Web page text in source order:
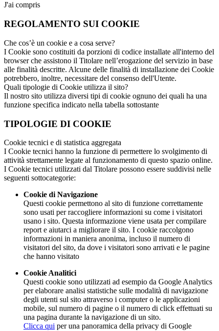
J'ai compris
REGOLAMENTO SUI COOKIE
Che cos’è un cookie e a cosa serve?
I Cookie sono costituiti da porzioni di codice installate all'interno del
browser che assistono il Titolare nell’erogazione del servizio in base
alle finalità descritte. Alcune delle finalità di installazione dei Cookie
potrebbero, inoltre, necessitare del consenso dell'Utente.
Quali tipologie di Cookie utilizza il sito?
Il nostro sito utilizza diversi tipi di cookie ognuno dei quali ha una
funzione specifica indicato nella tabella sottostante
TIPOLOGIE DI COOKIE
Cookie tecnici e di statistica aggregata
I Cookie tecnici hanno la funzione di permettere lo svolgimento di
attività strettamente legate al funzionamento di questo spazio online.
I Cookie tecnici utilizzati dal Titolare possono essere suddivisi nelle
seguenti sottocategorie:
Cookie di Navigazione
Questi cookie permettono al sito di funzione correttamente
sono usati per raccogliere informazioni su come i visitatori
usano i sito. Questa informazione viene usata per compilare
report e aiutarci a migliorare il sito. I cookie raccolgono
informazioni in maniera anonima, incluso il numero di
visitatori del sito, da dove i visitatori sono arrivati e le pagine
che hanno visitato
Cookie Analitici
Questi cookie sono utilizzati ad esempio da Google Analytics
per elaborare analisi statistiche sulle modalità di navigazione
degli utenti sul sito attraverso i computer o le applicazioni
mobile, sul numero di pagine o il numero di click effettuati su
una pagina durante la navigazione di un sito.
Clicca qui per una panoramica della privacy di Google